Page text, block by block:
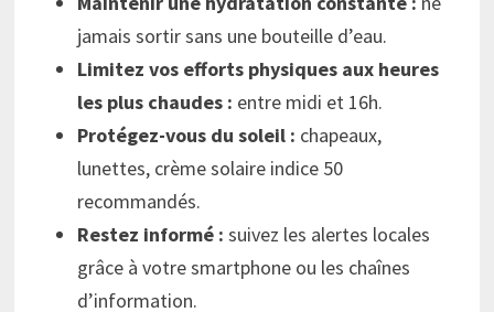
jamais sortir sans une bouteille d’eau.
Limitez vos efforts physiques aux heures
les plus chaudes : entre midi et 16h.
Protégez-vous du soleil : chapeaux,
lunettes, crème solaire indice 50
recommandés.
Restez informé : suivez les alertes locales
grâce à votre smartphone ou les chaînes
d’information.